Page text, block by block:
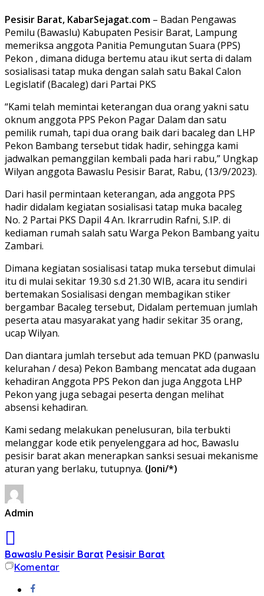
Pesisir Barat, KabarSejagat.com – Badan Pengawas
Pemilu (Bawaslu) Kabupaten Pesisir Barat, Lampung
memeriksa anggota Panitia Pemungutan Suara (PPS)
Pekon , dimana diduga bertemu atau ikut serta di dalam
sosialisasi tatap muka dengan salah satu Bakal Calon
Legislatif (Bacaleg) dari Partai PKS
“Kami telah memintai keterangan dua orang yakni satu
oknum anggota PPS Pekon Pagar Dalam dan satu
pemilik rumah, tapi dua orang baik dari bacaleg dan LHP
Pekon Bambang tersebut tidak hadir, sehingga kami
jadwalkan pemanggilan kembali pada hari rabu,” Ungkap
Wilyan anggota Bawaslu Pesisir Barat, Rabu, (13/9/2023).
Dari hasil permintaan keterangan, ada anggota PPS
hadir didalam kegiatan sosialisasi tatap muka bacaleg
No. 2 Partai PKS Dapil 4 An. Ikrarrudin Rafni, S.IP. di
kediaman rumah salah satu Warga Pekon Bambang yaitu
Zambari.
Dimana kegiatan sosialisasi tatap muka tersebut dimulai
itu di mulai sekitar 19.30 s.d 21.30 WIB, acara itu sendiri
bertemakan Sosialisasi dengan membagikan stiker
bergambar Bacaleg tersebut, Didalam pertemuan jumlah
peserta atau masyarakat yang hadir sekitar 35 orang,
ucap Wilyan.
Dan diantara jumlah tersebut ada temuan PKD (panwaslu
kelurahan / desa) Pekon Bambang mencatat ada dugaan
kehadiran Anggota PPS Pekon dan juga Anggota LHP
Pekon yang juga sebagai peserta dengan melihat
absensi kehadiran.
Kami sedang melakukan penelusuran, bila terbukti
melanggar kode etik penyelenggara ad hoc, Bawaslu
pesisir barat akan menerapkan sanksi sesuai mekanisme
aturan yang berlaku, tutupnya. (Joni/*)
Admin
Bawaslu Pesisir Barat Pesisir Barat
Komentar